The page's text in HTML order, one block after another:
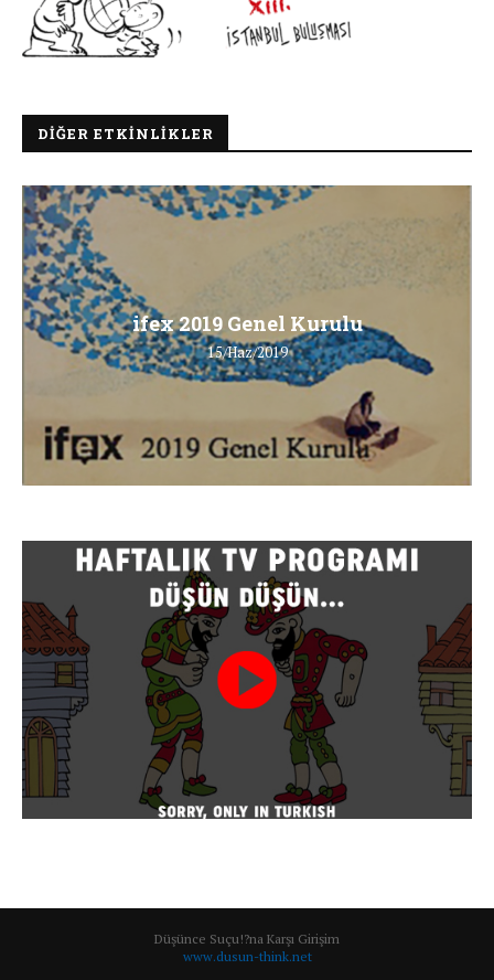
DIĞER ETKINLIKLER
ifex 2019 Genel Kurulu
15/Haz/2019
Düşünce Suçu!?na Karşı Girişim
www.dusun-think.net